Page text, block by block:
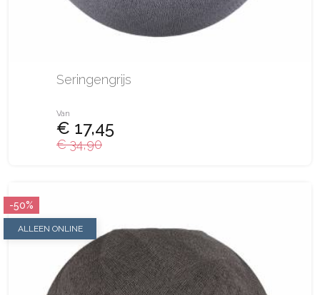
Seringengrijs
Van
€ 17,45
€ 34,90
ALLEEN ONLINE
-50%